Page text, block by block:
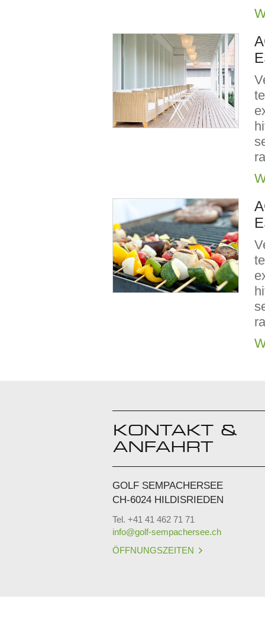
GOLF SEMPACHERSEE
CH-6024 HILDISRIEDEN
Tel. +41 41 462 71 71
info@golf-sempachersee.ch
ÖFFNUNGSZEITEN